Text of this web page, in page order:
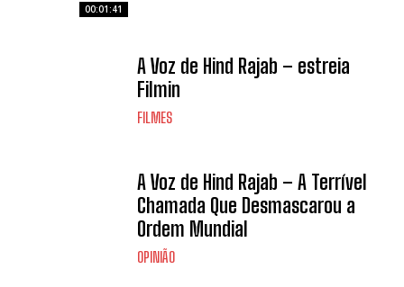
00:01:41
A Voz de Hind Rajab – estreia
Filmin
FILMES
A Voz de Hind Rajab – A Terrível
Chamada Que Desmascarou a
Ordem Mundial
OPINIÃO